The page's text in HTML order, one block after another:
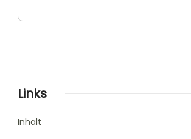
Links
Inhalt